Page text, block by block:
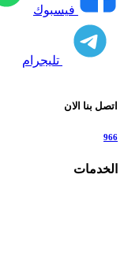
فيسبوك
تليجرام
اتصل بنا الان
966
الخدمات